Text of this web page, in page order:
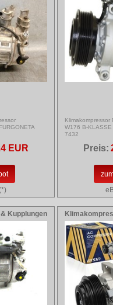
EUR
Klimakompressor
W176 B-
7432
Preis:
Kupplungen